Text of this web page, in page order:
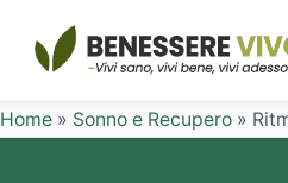
Home » Sonno e Recupero »